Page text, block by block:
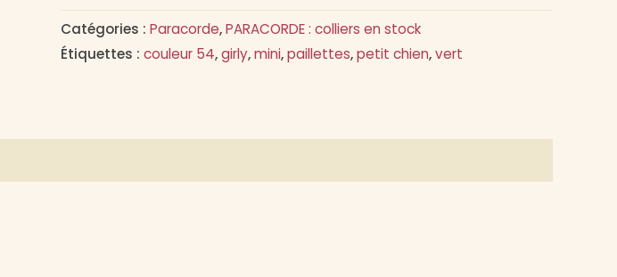
AZUN
verts
à
Catégories : Paracorde,PARACORDE : colliers en stock
Étiquettes : couleur 54,girly,mini,paillettes,petit chien,vert